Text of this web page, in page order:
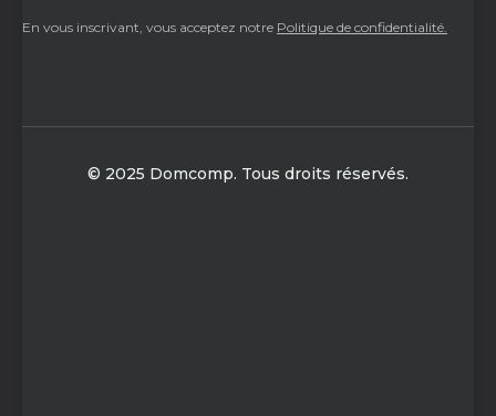
En vous inscrivant, vous acceptez notre Politique de confidentialité.
© 2025 Domcomp. Tous droits réservés.